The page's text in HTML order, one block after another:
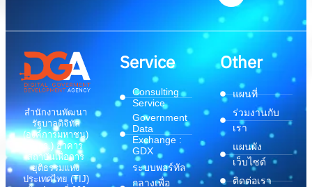
สำนักงานพัฒนา
รัฐบาลดิจิทัล
(องค์การมหาชน)
(สพร.) อาคาร
สถาบันเพื่อการ
ยุติธรรมแห่ง
ประเทศไทย (TIJ)
Service
Consulting
Service
Government
Data
Exchange :
GDX
ระบบพอร์ทัล
กลางเพื่อ
Other
แผนที่
ร่วมงานกับ
เรา
แผนผัง
เว็บไซต์
ติดต่อเรา